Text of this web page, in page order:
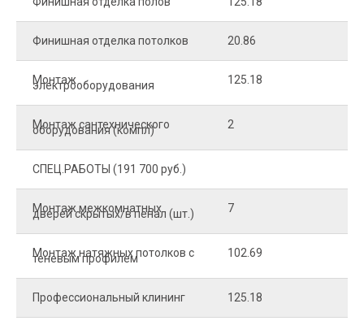
Финишная отделка потолков 20.86
Монтаж
электрооборудования 125.18
Монтаж сантехнического
оборудования (компл) 2
СПЕЦ.РАБОТЫ (191 700 руб.)
Монтаж межкомнатных
дверей скрытых/в пенал (шт.) 7
Монтаж натяжных потолков с
теневым профилем 102.69
Профессиональный клининг 125.18